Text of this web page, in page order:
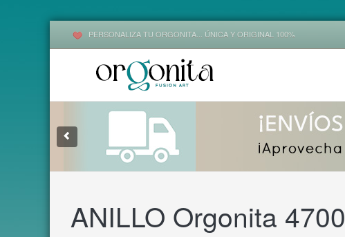
PERSONALIZA TU ORGONITA... ÚNICA Y ORIGINAL 100%
ANILLO Orgonita 4700